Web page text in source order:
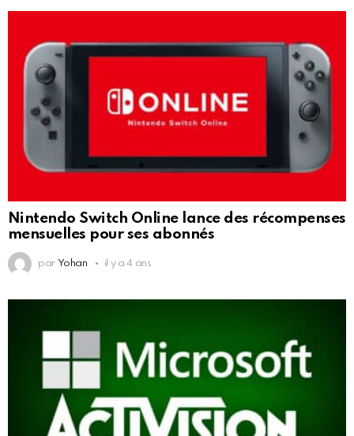
Nintendo Switch Online lance des récompenses
mensuelles pour ses abonnés
par Yohan il y a 4 ans